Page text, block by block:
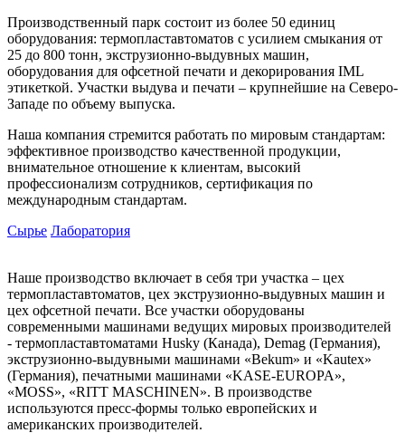
Производственный парк состоит из более 50 единиц
оборудования: термопластавтоматов с усилием смыкания от
25 до 800 тонн, экструзионно-выдувных машин,
оборудования для офсетной печати и декорирования IML
этикеткой. Участки выдува и печати – крупнейшие на Северо-
Западе по объему выпуска.
Наша компания стремится работать по мировым стандартам:
эффективное производство качественной продукции,
внимательное отношение к клиентам, высокий
профессионализм сотрудников, сертификация по
международным стандартам.
Сырье Лаборатория
Наше производство включает в себя три участка – цех
термопластавтоматов, цех экструзионно-выдувных машин и
цех офсетной печати. Все участки оборудованы
современными машинами ведущих мировых производителей
- термопластавтоматами Husky (Канада), Demag (Германия),
экструзионно-выдувными машинами «Bekum» и «Kautex»
(Германия), печатными машинами «KASE-EUROPA»,
«MOSS», «RITT MASCHINEN». В производстве
используются пресс-формы только европейских и
американских производителей.